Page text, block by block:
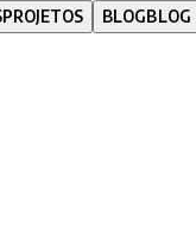
PROJETOS BLOGBLOG